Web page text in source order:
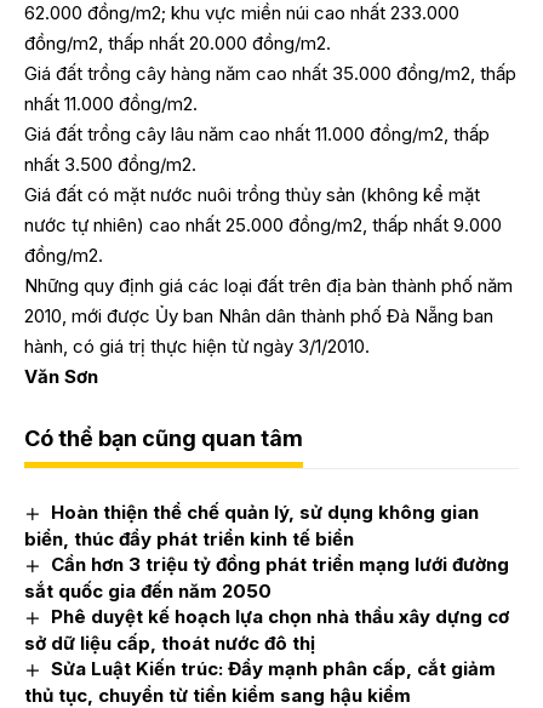
62.000 đồng/m2; khu vực miền núi cao nhất 233.000
đồng/m2, thấp nhất 20.000 đồng/m2.
Giá đất trồng cây hàng năm cao nhất 35.000 đồng/m2, thấp
nhất 11.000 đồng/m2.
Giá đất trồng cây lâu năm cao nhất 11.000 đồng/m2, thấp
nhất 3.500 đồng/m2.
Giá đất có mặt nước nuôi trồng thủy sản (không kể mặt
nước tự nhiên) cao nhất 25.000 đồng/m2, thấp nhất 9.000
đồng/m2.
Những quy định giá các loại đất trên địa bàn thành phố năm
2010, mới được Ủy ban Nhân dân thành phố Đà Nẵng ban
hành, có giá trị thực hiện từ ngày 3/1/2010.
Văn Sơn
Có thể bạn cũng quan tâm
Hoàn thiện thể chế quản lý, sử dụng không gian
biển, thúc đẩy phát triển kinh tế biển
Cần hơn 3 triệu tỷ đồng phát triển mạng lưới đường
sắt quốc gia đến năm 2050
Phê duyệt kế hoạch lựa chọn nhà thầu xây dựng cơ
sở dữ liệu cấp, thoát nước đô thị
Sửa Luật Kiến trúc: Đẩy mạnh phân cấp, cắt giảm
thủ tục, chuyển từ tiền kiểm sang hậu kiểm